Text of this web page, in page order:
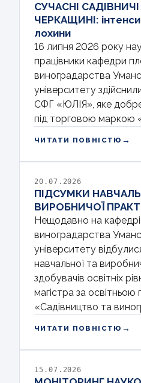
СУЧАСНІ
ЧЕРКАЩИНІ:
лохини
16 липня 2026 року
працівники кафедри
виноградарства
університету
СФГ «ЮЛІЯ», яке
під торговою маркою
ЧИТАТИ ПОВНІСТЮ →
20.07.2026
ПІДСУМКИ
ВИРОБНИЧОЇ
Нещодавно на кафедрі
виноградарства
університету
навчальної та
здобувачів освітніх
магістра за
«Садівництво та
ЧИТАТИ ПОВНІСТЮ →
15.07.2026